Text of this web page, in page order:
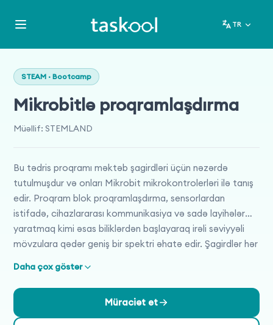
TR
STEAM · Bootcamp
Mikrobitlə proqramlaşdırma
Müəllif: STEMLAND
Bu tədris proqramı məktəb şagirdləri üçün nəzərdə
tutulmuşdur və onları Mikrobit mikrokontrolerləri ilə tanış
edir. Proqram blok proqramlaşdırma, sensorlardan
istifadə, cihazlararası kommunikasiya və sadə layihələr
yaratmaq kimi əsas biliklərdən başlayaraq irəli səviyyəli
mövzulara qədər geniş bir spektri əhatə edir. Şagirdlər hər
işləyərək proqramlaşdırma və texnologiyanın əsaslarını
öyrənəcəklər.
Daha çox göstər
Müraciət et